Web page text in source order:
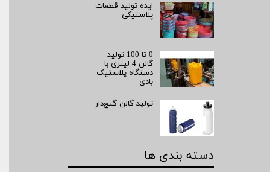
ایده تولید قطعات
پلاستیکی
0 تا 100 تولید
گالن 4 لیتری با
دستگاه پلاستیک
بادی
تولید گالن گیج‌دار
دسته بندی ها